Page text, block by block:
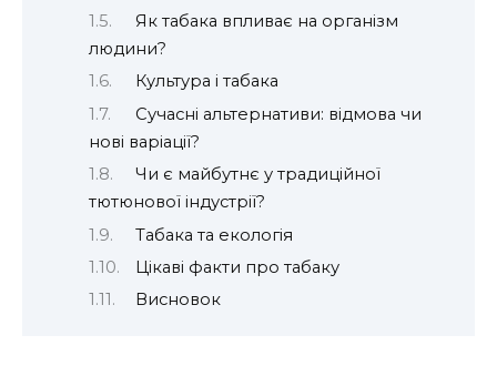
Як табака впливає на організм
людини?
Культура і табака
Сучасні альтернативи: відмова чи
нові варіації?
Чи є майбутнє у традиційної
тютюнової індустрії?
Табака та екологія
Цікаві факти про табаку
Висновок